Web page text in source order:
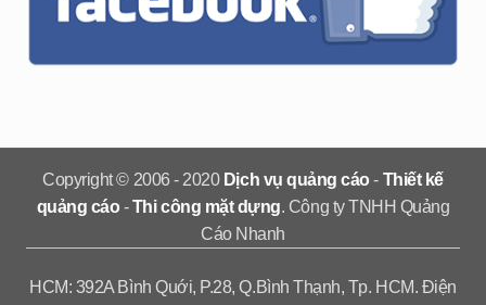
Copyright © 2006 - 2020 Dịch vụ quảng cáo - Thiết kế
quảng cáo -Thi công mặt dựng. Công ty TNHH Quảng
Cáo Nhanh
HCM: 392A Bình Quới, P.28, Q.Bình Thạnh, Tp. HCM. Điện